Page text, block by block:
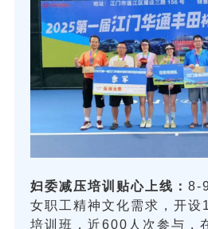
妇委减压培训贴心上线： 8-
女职工精神文化需求，开设
培训班，近600人次参与，